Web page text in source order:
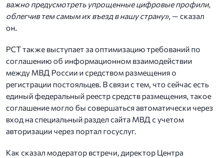
важно предусмотреть упрощенные цифровые профили,
облегчив тем самым их въезд в нашу страну», — сказал
он.
РСТ также выступает за оптимизацию требований по
соглашению об информационном взаимодействии
между МВД России и средством размещения о
регистрации постояльцев. В связи с тем, что сейчас есть
единый федеральный реестр средств размещения, такое
соглашение могло бы совершаться автоматически через
вход на специальный раздел сайта МВД с учетом
авторизации через портал госуслуг.
Как сказал модератор встречи, директор Центра